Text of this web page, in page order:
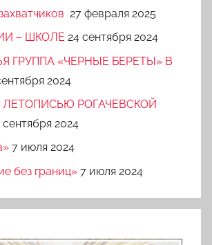
27 февраля 2025
– ШКОЛЕ 24 сентября 2024
ГРУППА «ЧЕРНЫЕ БЕРЕТЫ» В
2024
ЛЕТОПИСЬЮ РОГАЧЕВСКОЙ
сентября 2024
7 июля 2024
без границ» 7 июля 2024